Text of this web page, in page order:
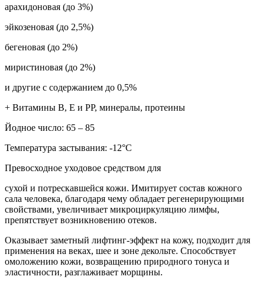
арахидоновая (до 3%)
эйкозеновая (до 2,5%)
бегеновая (до 2%)
миристиновая (до 2%)
и другие с содержанием до 0,5%
+ Витамины В, Е и РР, минералы, протеины
Йодное число: 65 – 85
Температура застывания: -12°C
Превосходное уходовое средством для
сухой и потрескавшейся кожи. Имитирует состав кожного
сала человека, благодаря чему обладает регенерирующими
свойствами, увеличивает микроциркуляцию лимфы,
препятствует возникновению отеков.
Оказывает заметный лифтинг-эффект на кожу, подходит для
применения на веках, шее и зоне декольте. Способствует
омоложению кожи, возвращению природного тонуса и
эластичности, разглаживает морщины.